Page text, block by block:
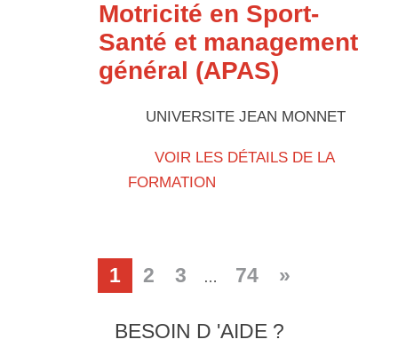
Motricité en Sport-
Santé et management
général (APAS)
UNIVERSITE JEAN MONNET
VOIR LES DÉTAILS DE LA
FORMATION
1 2 3 … 74 »
BESOIN D 'AIDE ?